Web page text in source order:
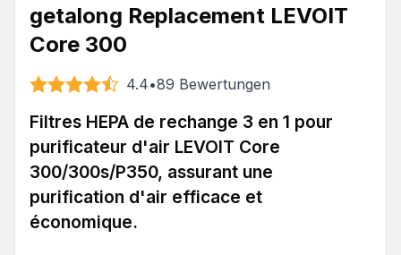
getalong Replacement LEVOIT
Core 300
4.4•89 Bewertungen
Filtres HEPA de rechange 3 en 1 pour
purificateur d'air LEVOIT Core
300/300s/P350, assurant une
purification d'air efficace et
économique.